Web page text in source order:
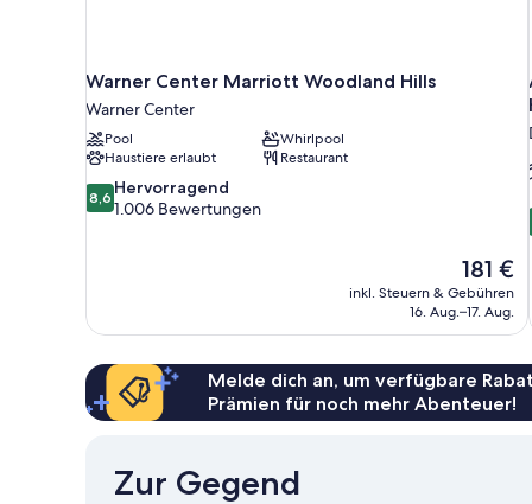
Warner Center Marriott Woodland Hills
Warner Center
Pool
Whirlpool
Haustiere erlaubt
Restaurant
8.6
von
8,6 Hervorragend
1.006 Bewertungen
Der
Preis
beträgt
181 €
inkl. Steuern & Gebühren
16. Aug.–17. Aug.
Melde dich an, um verfügbare
Prämien für noch mehr Abenteuer!
Zur Gegend